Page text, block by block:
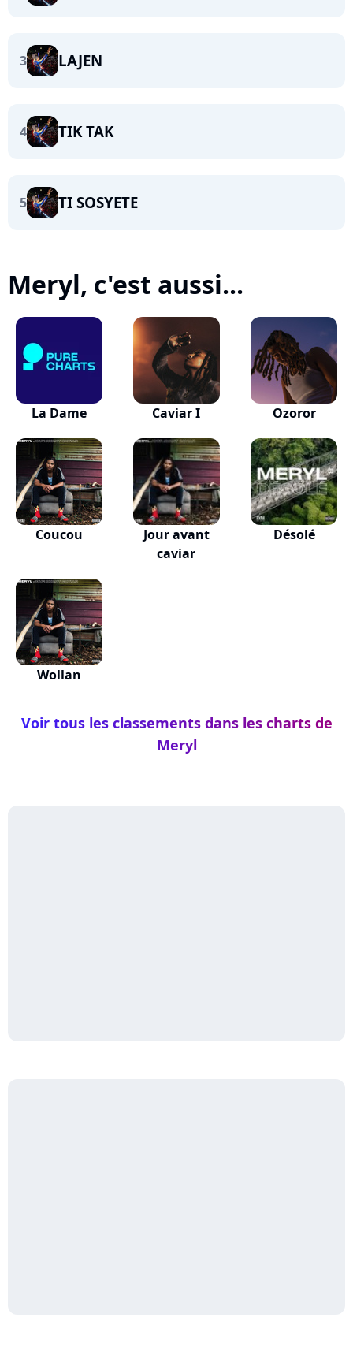
3 LAJEN
4 TIK TAK
5 TI SOSYETE
Meryl, c'est aussi...
La Dame Caviar I Ozoror
Coucou
Jour avant
caviar
Désolé
Wollan
Voir tous les classements dans les charts de
Meryl